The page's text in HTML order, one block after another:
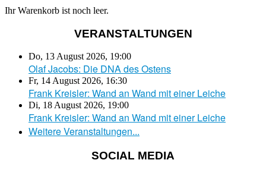
Ihr Warenkorb ist noch leer.
VERANSTALTUNGEN
Do, 13 August 2026, 19:00
Olaf Jacobs: Die DNA des Ostens
Fr, 14 August 2026, 16:30
Frank Kreisler: Wand an Wand mit einer Leiche
Di, 18 August 2026, 19:00
Frank Kreisler: Wand an Wand mit einer Leiche
Weitere Veranstaltungen...
SOCIAL MEDIA